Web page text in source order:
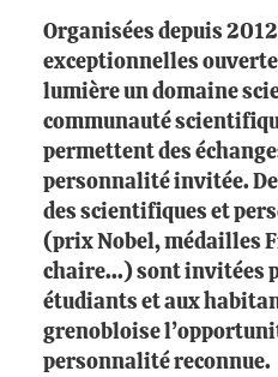
Organisées depuis
exceptionnelles
lumière un domaine
communauté
permettent des
personnalité invitée.
des scientifiques et
(prix Nobel, médailles
chaire...) sont invitées
étudiants et aux
grenobloise
personnalité reconnue.